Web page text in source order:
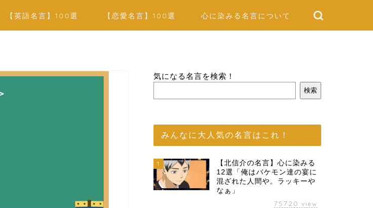
【英語名言】100選 【恋愛名言】100選 心に染みる名言について
気になる名言を検索！
検索
みんなに大人気の名言はこれ！
1
【北信介の名言】心に染みる
12選「俺はバケモン達の宴に
混ざれた人間や。ラッキーや
なぁ」
75720 view